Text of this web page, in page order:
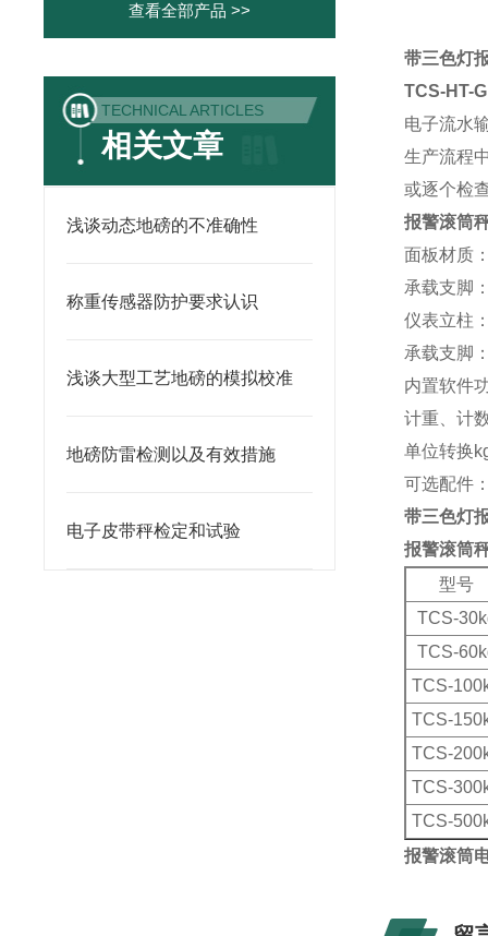
查看全部产品 >>
TECHNICAL ARTICLES
相关文章
浅谈动态地磅的不准确性
称重传感器防护要求认识
浅谈大型工艺地磅的模拟校准
地磅防雷检测以及有效措施
电子皮带秤检定和试验
带三色灯
TCS-HT-
电子流水
生产流程
或逐个检
报警滚筒
面板材质
承载支脚
仪表立柱
承载支脚
内置软件
计重、计
单位转换
可选配件
带三色灯
报警滚筒
型号
TCS-
TCS-
TCS-
TCS-
TCS-
TCS-
TCS-
报警滚筒